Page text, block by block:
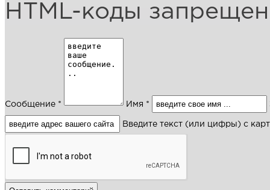
HTML-коды
Сообщение * Имя *
Введите текст (или цифры) с